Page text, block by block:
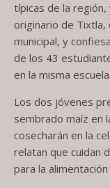
típicas de la
originario de Tixtla,
municipal, y
de los 43
en la misma escuela.
Los dos jóvenes
sembrado maíz en
cosecharán en la
relatan que cuidan
para la